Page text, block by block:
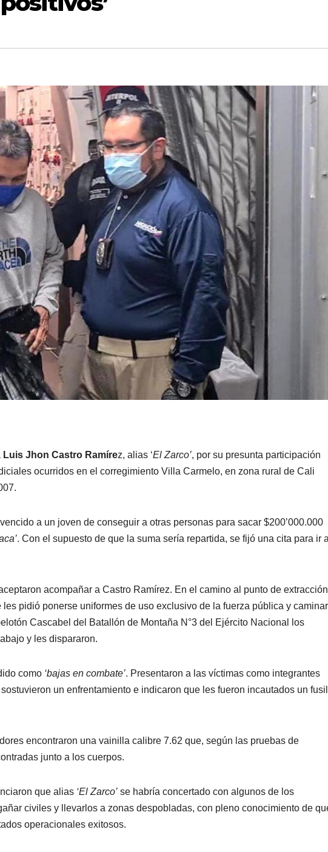
Luis Jhon Castro Ramírez, alias ‘El Zarco’, por su presunta participación
ocurridos en el corregimiento Villa Carmelo, en zona rural de Cali
a un joven de conseguir a otras personas para sacar $200’000.000
. Con el supuesto de que la suma sería repartida, se fijó una cita para ir a
acompañar a Castro Ramírez. En el camino al punto de extracción
les pidió ponerse uniformes de uso exclusivo de la fuerza pública y caminar
Cascabel del Batallón de Montaña N°3 del Ejército Nacional los
y les dispararon.
como ‘bajas en combate’. Presentaron a las víctimas como integrantes
un enfrentamiento e indicaron que les fueron incautados un fusil
encontraron una vainilla calibre 7.62 que, según las pruebas de
junto a los cuerpos.
que alias ‘El Zarco’ se habría concertado con algunos de los
civiles y llevarlos a zonas despobladas, con pleno conocimiento de
operacionales exitosos.